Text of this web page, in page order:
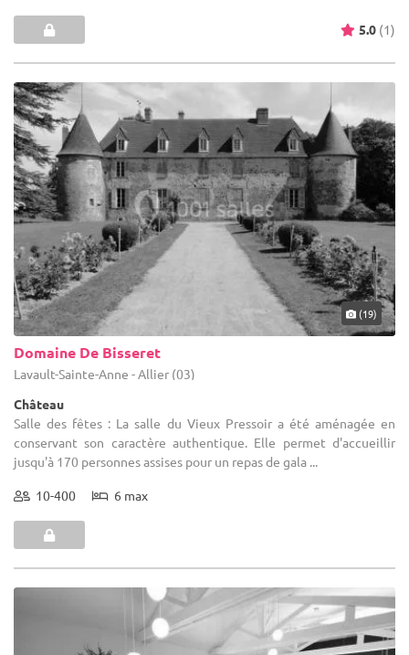
5.0 (1)
(19)
Domaine De Bisseret
Lavault-Sainte-Anne - Allier (03)
Château
Salle des fêtes : La salle du Vieux Pressoir a été aménagée en
conservant son caractère authentique. Elle permet d'accueillir
jusqu'à 170 personnes assises pour un repas de gala ...
10-400 6 max